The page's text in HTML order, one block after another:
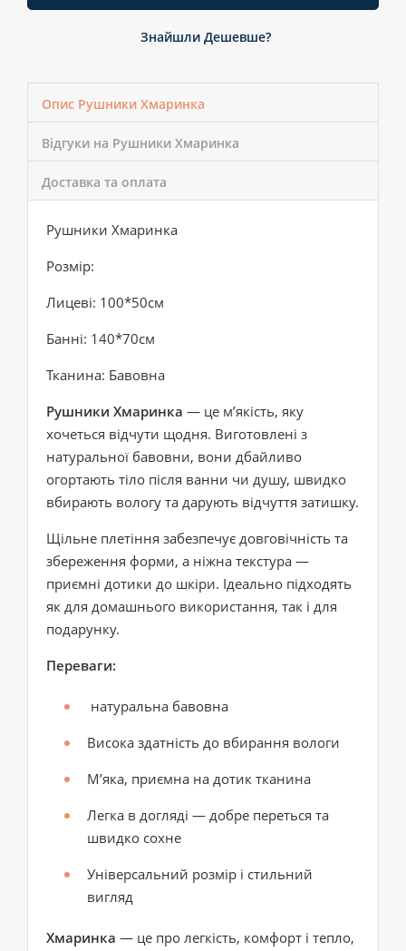
Знайшли Дешевше?
Опис Рушники Хмаринка
Відгуки на Рушники Хмаринка
Доставка та оплата
Рушники Хмаринка
Розмір:
Лицеві: 100*50см
Банні: 140*70см
Тканина: Бавовна
Рушники Хмаринка — це м’якість, яку
хочеться відчути щодня. Виготовлені з
натуральної бавовни, вони дбайливо
огортають тіло після ванни чи душу, швидко
вбирають вологу та дарують відчуття затишку.
Щільне плетіння забезпечує довговічність та
збереження форми, а ніжна текстура —
приємні дотики до шкіри. Ідеально підходять
як для домашнього використання, так і для
подарунку.
Переваги:
натуральна бавовна
Висока здатність до вбирання вологи
М’яка, приємна на дотик тканина
Легка в догляді — добре переться та
швидко сохне
Універсальний розмір і стильний
вигляд
Хмаринка — це про легкість, комфорт і тепло,